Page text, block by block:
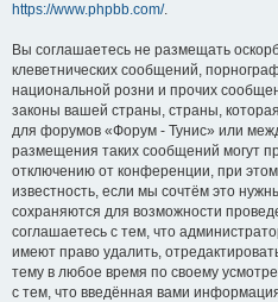
https://www.phpbb.com/.
Вы соглашаетесь не размещать
клеветнических сообщений,
национальной розни и прочих
законы вашей страны, страны,
для форумов «Форум - Тунис» или
размещения таких сообщений могут
отключению от конференции, при
известность, если мы сочтём это
сохраняются для возможности
соглашаетесь с тем, что
имеют право удалить,
тему в любое время по своему
с тем, что введённая вами